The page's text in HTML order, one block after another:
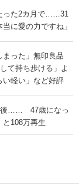
った2カ月で……31
に愛の力ですね」
まった」無印良品
て持ち歩ける」よ
軽い」など好評
後…… 47歳になっ
と108万再生